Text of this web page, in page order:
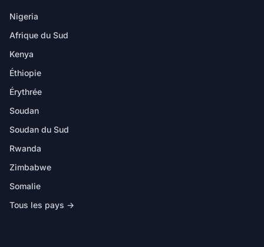
Nigeria
Afrique du Sud
Kenya
Éthiopie
Érythrée
Soudan
Soudan du Sud
Rwanda
Zimbabwe
Somalie
Tous les pays →